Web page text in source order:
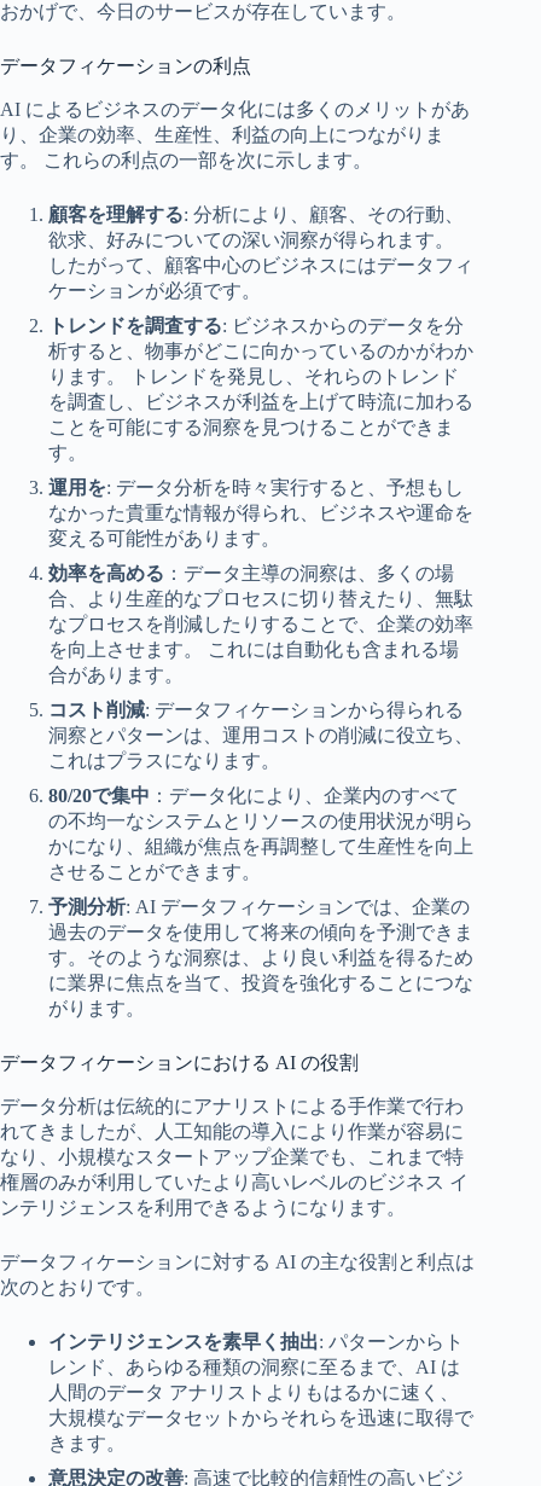
おかげで、今日のサービスが存在しています。
データフィケーションの利点
AI によるビジネスのデータ化には多くのメリットがあ
り、企業の効率、生産性、利益の向上につながりま
す。 これらの利点の一部を次に示します。
顧客を理解する: 分析により、顧客、その行動、
欲求、好みについての深い洞察が得られます。
したがって、顧客中心のビジネスにはデータフィ
ケーションが必須です。
トレンドを調査する: ビジネスからのデータを分
析すると、物事がどこに向かっているのかがわか
ります。 トレンドを発見し、それらのトレンド
を調査し、ビジネスが利益を上げて時流に加わる
ことを可能にする洞察を見つけることができま
す。
運用を: データ分析を時々実行すると、予想もし
なかった貴重な情報が得られ、ビジネスや運命を
変える可能性があります。
効率を高める ：データ主導の洞察は、多くの場
合、より生産的なプロセスに切り替えたり、無駄
なプロセスを削減したりすることで、企業の効率
を向上させます。 これには自動化も含まれる場
合があります。
コスト削減: データフィケーションから得られる
洞察とパターンは、運用コストの削減に役立ち、
これはプラスになります。
80/20で集中 ：データ化により、企業内のすべて
の不均一なシステムとリソースの使用状況が明ら
かになり、組織が焦点を再調整して生産性を向上
させることができます。
予測分析: AI データフィケーションでは、企業の
過去のデータを使用して将来の傾向を予測できま
す。そのような洞察は、より良い利益を得るため
に業界に焦点を当て、投資を強化することにつな
がります。
データフィケーションにおける AI の役割
データ分析は伝統的にアナリストによる手作業で行わ
れてきましたが、人工知能の導入により作業が容易に
なり、小規模なスタートアップ企業でも、これまで特
権層のみが利用していたより高いレベルのビジネス イ
ンテリジェンスを利用できるようになります。
データフィケーションに対する AI の主な役割と利点は
次のとおりです。
インテリジェンスを素早く抽出: パターンからト
レンド、あらゆる種類の洞察に至るまで、AI は
人間のデータ アナリストよりもはるかに速く、
大規模なデータセットからそれらを迅速に取得で
きます。
意思決定の改善: 高速で比較的信頼性の高いビジ